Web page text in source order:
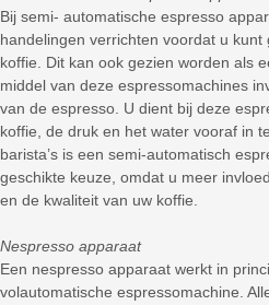
Bij semi- automatische espresso
handelingen verrichten voordat u
koffie. Dit kan ook gezien worden als
middel van deze espressomachines
van de espresso. U dient bij deze
koffie, de druk en het water vooraf in
barista’s is een semi-automatisch
geschikte keuze, omdat u meer
en de kwaliteit van uw koffie.
Nespresso apparaat
Een nespresso apparaat werkt in
volautomatische espressomachine.